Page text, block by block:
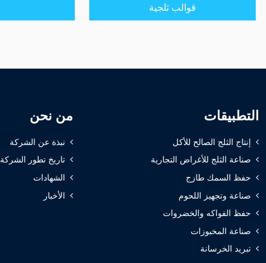
قوالب ثلجية
التطبيقات
إنتاج الثلج الصالح للأكل
صناعة الثلج للأغراض التجارية
حفظ السمك طازج
صناعة وتجهيز اللحوم
حفظ الفواكه والخضروات
صناعة المخبوزات
تبريد الخرسانة
من نحن
نبذة عن الشركة
تاريخ تطور الشركة
الشهادات
الأخبار